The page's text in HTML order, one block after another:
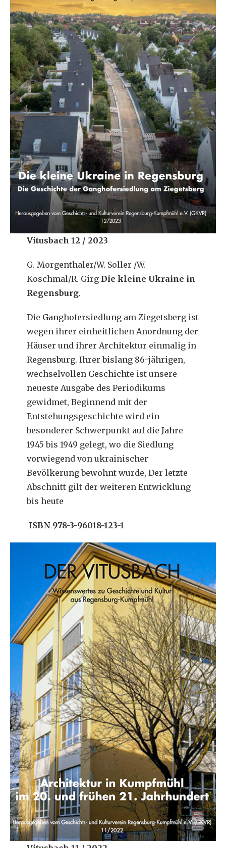
Vitusbach 12 / 2023
G. Morgenthaler/W. Soller /W.
Koschmal/R. Girg Die kleine Ukraine in
Regensburg.
Die Ganghofersiedlung am Ziegetsberg ist
wegen ihrer einheitlichen Anordnung der
Häuser und ihrer Architektur einmalig in
Regensburg. Ihrer bislang 86-jährigen,
wechselvollen Geschichte ist unsere
neueste Ausgabe des Periodikums
gewidmet, Beginnend mit der
Entstehungsgeschichte wird ein
besonderer Schwerpunkt auf die Jahre
1945 bis 1949 gelegt, wo die Siedlung
vorwiegend von ukrainischer
Bevölkerung bewohnt wurde, Der letzte
Abschnitt gilt der weiteren Entwicklung
bis heute
ISBN 978-3-96018-123-1